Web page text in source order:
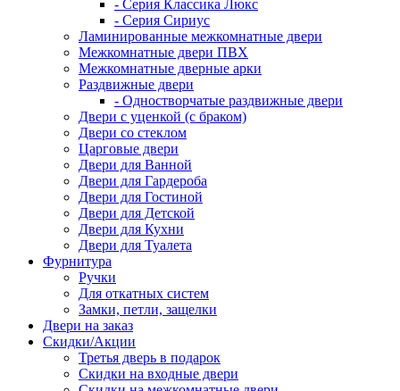
- Серия Классика Люкс
- Серия Сириус
Ламинированные межкомнатные двери
Межкомнатные двери ПВХ
Межкомнатные дверные арки
Раздвижные двери
- Одностворчатые раздвижные двери
Двери с уценкой (с браком)
Двери со стеклом
Царговые двери
Двери для Ванной
Двери для Гардероба
Двери для Гостиной
Двери для Детской
Двери для Кухни
Двери для Туалета
Фурнитура
Ручки
Для откатных систем
Замки, петли, защелки
Двери на заказ
Скидки/Акции
Третья дверь в подарок
Скидки на входные двери